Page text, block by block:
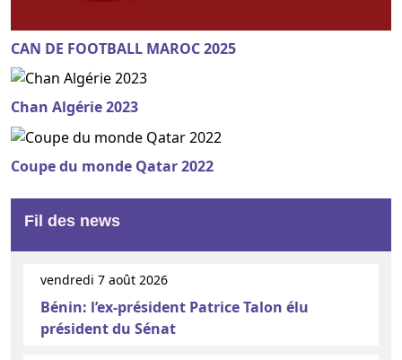
CAN DE FOOTBALL MAROC 2025
Chan Algérie 2023
Coupe du monde Qatar 2022
Fil des news
vendredi 7 août 2026
Bénin: l’ex-président Patrice Talon élu
président du Sénat